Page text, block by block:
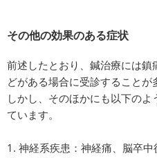
その他の効果のある症状
前述したとおり、鍼治療には
どがある場合に受診することが
しかし、そのほかにも以下の
ています。
1. 神経系疾患：神経痛、脳卒